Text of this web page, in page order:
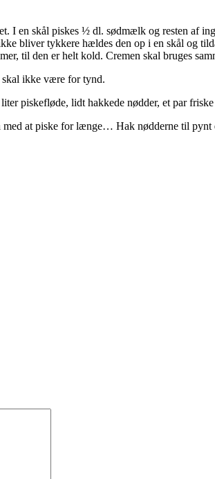
I en skål piskes ½ dl. sødmælk og resten af
bliver tykkere hældes den op i en skål og
til den er helt kold. Cremen skal bruges
skal ikke være for tynd.
piskefløde, lidt hakkede nødder, et par
at piske for længe… Hak nødderne til pynt